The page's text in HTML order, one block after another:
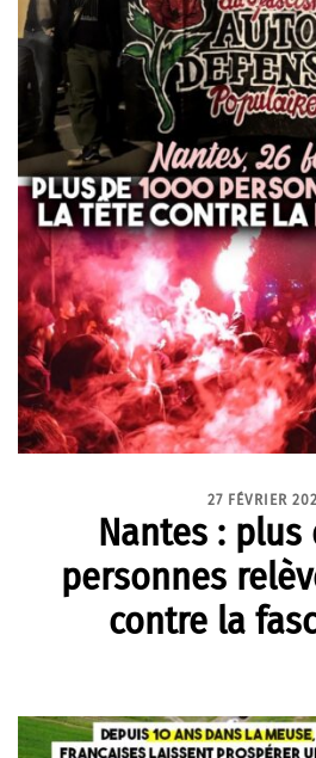
27 FÉVRIER
Nantes :
personnes
contre la